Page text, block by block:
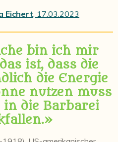
Eichert, 17.03.2023
bin ich mir
ist, dass die
die Energie
nutzen muss
die Barbarei